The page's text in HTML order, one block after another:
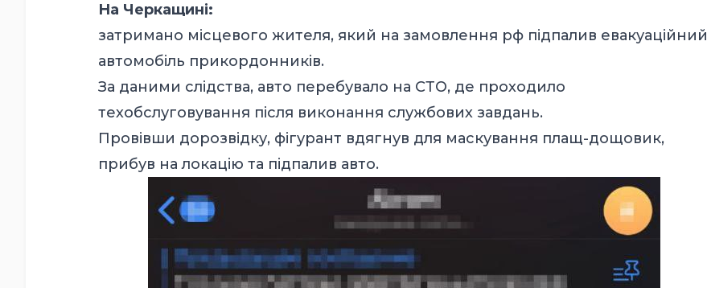
На Черкащині:
затримано місцевого жителя, який на замовлення рф підпалив евакуаційний
автомобіль прикордонників.
За даними слідства, авто перебувало на СТО, де проходило
техобслуговування після виконання службових завдань.
Провівши дорозвідку, фігурант вдягнув для маскування плащ-дощовик,
прибув на локацію та підпалив авто.